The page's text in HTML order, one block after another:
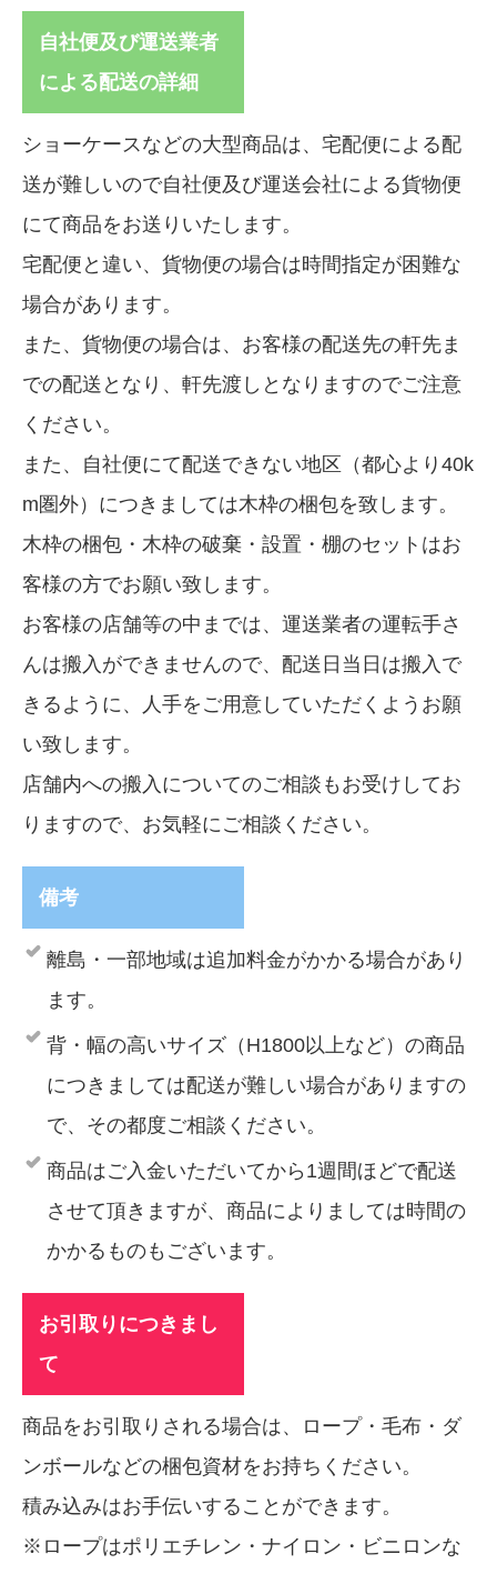
自社便及び運送業者
による配送の詳細
ショーケースなどの大型商品は、宅配便による配
送が難しいので自社便及び運送会社による貨物便
にて商品をお送りいたします。
宅配便と違い、貨物便の場合は時間指定が困難な
場合があります。
また、貨物便の場合は、お客様の配送先の軒先ま
での配送となり、軒先渡しとなりますのでご注意
ください。
また、自社便にて配送できない地区（都心より40k
m圏外）につきましては木枠の梱包を致します。
木枠の梱包・木枠の破棄・設置・棚のセットはお
客様の方でお願い致します。
お客様の店舗等の中までは、運送業者の運転手さ
んは搬入ができませんので、配送日当日は搬入で
きるように、人手をご用意していただくようお願
い致します。
店舗内への搬入についてのご相談もお受けしてお
りますので、お気軽にご相談ください。
備考
離島・一部地域は追加料金がかかる場合があり
ます。
背・幅の高いサイズ（H1800以上など）の商品
につきましては配送が難しい場合がありますの
で、その都度ご相談ください。
商品はご入金いただいてから1週間ほどで配送
させて頂きますが、商品によりましては時間の
かかるものもございます。
お引取りにつきまし
て
商品をお引取りされる場合は、ロープ・毛布・ダ
ンボールなどの梱包資材をお持ちください。
積み込みはお手伝いすることができます。
※ロープはポリエチレン・ナイロン・ビニロンな